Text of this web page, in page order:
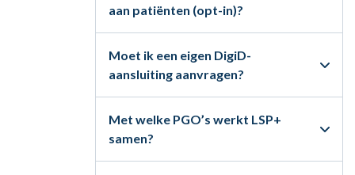
aan patiënten (opt-in)?
Moet ik een eigen DigiD-
aansluiting aanvragen?
Met welke PGO’s werkt LSP+
samen?